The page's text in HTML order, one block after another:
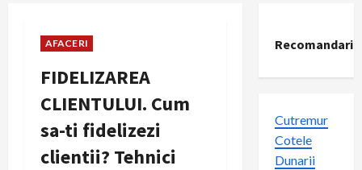
AFACERI
FIDELIZAREA
CLIENTULUI. Cum
sa-ti fidelizezi
clientii? Tehnici
Recomandari
Cutremur
Cotele
Dunarii